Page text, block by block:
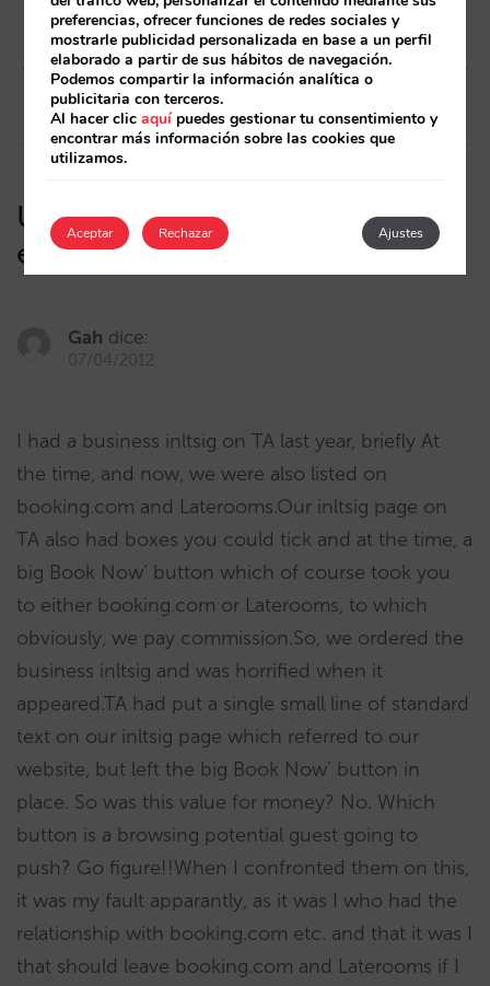
Post
navigation
Artículo anterior
Haz que tus habitaciones
luzcan más
Artículo siguiente
Reservas con bebés: Ahora
Una persona ha comentado
esto:
Gah dice:
07/04/2012
I had a business inltsig on TA last year, briefly At
the time, and now, we were also listed on
booking.com and Laterooms.Our inltsig page on
TA also had boxes you could tick and at the time, a
big Book Now’ button which of course took you
to either booking.com or Laterooms, to which
obviously, we pay commission.So, we ordered the
business inltsig and was horrified when it
appeared.TA had put a single small line of standard
text on our inltsig page which referred to our
website, but left the big Book Now’ button in
place. So was this value for money? No. Which
button is a browsing potential guest going to
push? Go figure!!When I confronted them on this,
it was my fault apparantly, as it was I who had the
relationship with booking.com etc. and that it was I
that should leave booking.com and Laterooms if I
preferencias, ofrecer funciones de redes sociales y
mostrarle publicidad personalizada en base a un perfil
elaborado a partir de sus hábitos de navegación.
Podemos compartir la información analítica o
publicitaria con terceros.
Al hacer clicaquípuedes gestionar tu consentimiento y
encontrar más información sobre las cookies que
utilizamos.
Aceptar Ajustes
Rechazar